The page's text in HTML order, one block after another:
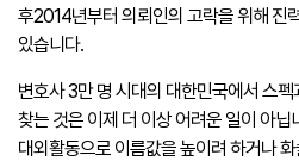
후2014년부터 의뢰인의 고락을 위해 진
있습니다.
변호사 3만 명 시대의 대한민국에서 스
찾는 것은 이제 더 이상 어려운 일이 아
대외활동으로 이름값을 높이려 하거나